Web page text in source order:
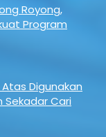
Royong,
Program
Atas Digunakan
Sekadar Cari